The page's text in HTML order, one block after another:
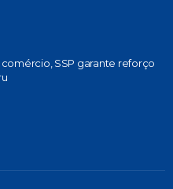
SSP garante reforço